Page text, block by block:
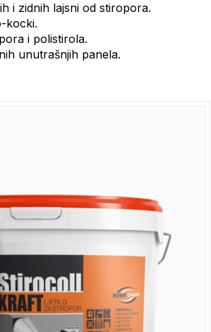
i zidnih lajsni od stiropora.
kocki.
i polistirola.
unutrašnjih panela.